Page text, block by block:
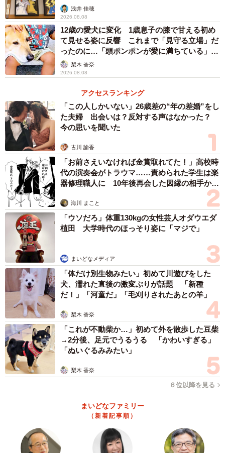
そうめん器には全体に「トラ」のラメ入り！？
ライソンといえば「回転ずしトレイン」「揚げ直し名
人」といったニッチな商品を売り出し、ニコニコのり、ペ
ヤングと絡んだ企画で知られているが、阪神球団とのコラ
ボは初。担当者は「ライソンは最近、地元企業とのコラボ
や協業にも力を入れつつあるのですが、阪神タイガースさ
んとご縁があり今回の商品企画に結びつきました。新商品
はいずれも夏を涼むためのアイテムですが、アツい夏を関
西から盛り上げていきたいと思います。これを機に第2弾、
第3弾ができればありがたいです」と話す。
すでに、この2点は 阪神タイガースT-SHOP 、阪神甲子
園球場スタジアムショップ、チームショップアルプスで販
売を開始している。価格は「キラキラ流しそうめん 阪神
タイガースver.」（8800円）、「タイガースビッグハンデ
ィファン」（5500円）となっている。
ライソンの本社があるのは、あの佐藤輝明を輩出した近
畿大学と同じ東大阪市。怪物ルーキーにあやかって豪打を
連発したいところだ。
ライソン株式会社 https://www.lithon.co.jp
浅井 佳穂
2026.08.08
12歳の愛犬に変化 1歳息子の膝で甘える初め
て見せる姿に反響 これまで「見守る立場」だ
ったのに…「頭ポンポンが愛に満ちている」
「尊…」
梨木 香奈
2026.08.08
アクセスランキング
「この人しかいない」26歳差の“年の差婚”をし
た夫婦 出会いは？反対する声はなかった？
今の思いを聞いた
古川 諭香
「お前さえいなければ金賞取れてた！」高校時
代の演奏会がトラウマ……責められた学生は楽
器修理職人に 10年後再会した因縁の相手から
海川 まこと
「ウソだろ」体重130kgの女性芸人オダウエダ
植田 大学時代のほっそり姿に「マジで」
まいどなメディア
「体だけ別生物みたい」初めて川遊びをした
犬、濡れた直後の激変ぶりが話題 「新種
だ！」「河童だ」「毛刈りされたあとの羊」
梨木 香奈
「これが不動柴か…」初めて外を散歩した豆柴
→2分後、足元でうるうる 「かわいすぎる」
「ぬいぐるみみたい」
梨木 香奈
６位以降を見る
まいどなファミリー
（新着記事順）